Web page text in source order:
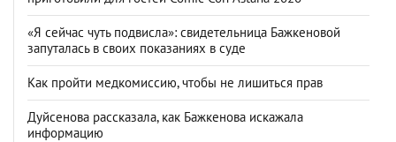
«Я сейчас чуть подвисла»: свидетельница Бажкеновой
запуталась в своих показаниях в суде
Как пройти медкомиссию, чтобы не лишиться прав
Дуйсенова рассказала, как Бажкенова искажала
информацию